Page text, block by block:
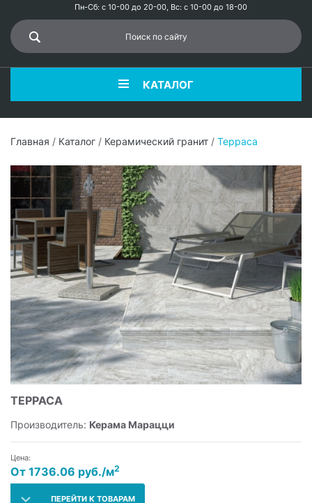
Пн-Сб: с 10-00 до 20-00, Вс: с 10-00 до 18-00
КАТАЛОГ
Главная / Каталог / Керамический гранит / Терраса
ТЕРРАСА
Производитель: Керама Марацци
Цена:
От 1736.06 руб./м2
ПЕРЕЙТИ К ТОВАРАМ